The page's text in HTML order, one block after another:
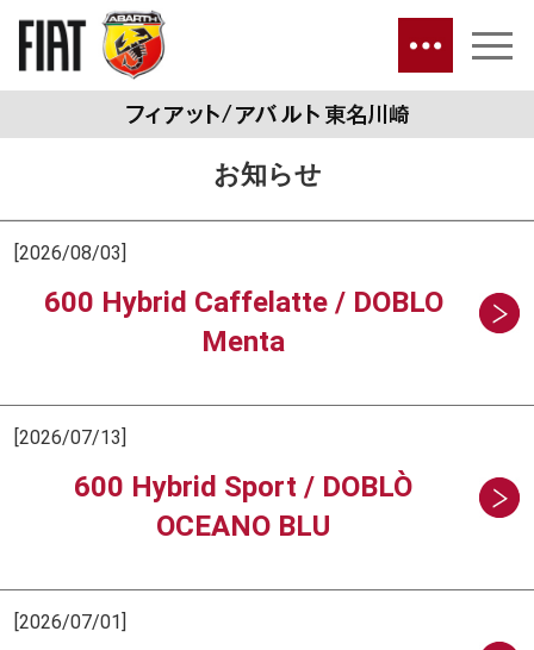
お知らせ
[2026/08/03]
600 Hybrid Caffelatte / DOBLO
Menta
[2026/07/13]
600 Hybrid Sport / DOBLÒ
OCEANO BLU
[2026/07/01]